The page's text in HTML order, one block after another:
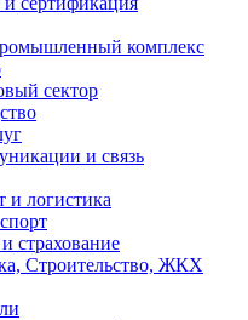
комплекс
сектор
и связь
и логистика
страхование
Строительство, ЖКХ